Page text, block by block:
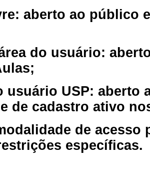
aberto ao público
do usuário:
usuário USP: aberto
de cadastro ativo
de
específicas.